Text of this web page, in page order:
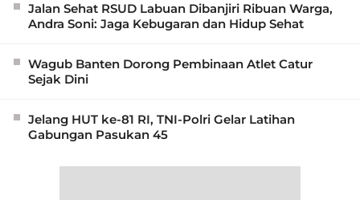
Jalan Sehat RSUD Labuan Dibanjiri Ribuan Warga,
Andra Soni: Jaga Kebugaran dan Hidup Sehat
Wagub Banten Dorong Pembinaan Atlet Catur
Sejak Dini
Jelang HUT ke-81 RI, TNI-Polri Gelar Latihan
Gabungan Pasukan 45